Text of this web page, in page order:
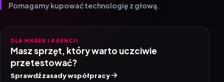
Pomagamy kupować technologię z głową.
DLA MAREK I AGENCJI
Masz sprzęt, który warto uczciwie
przetestować?
Sprawdź zasady współpracy